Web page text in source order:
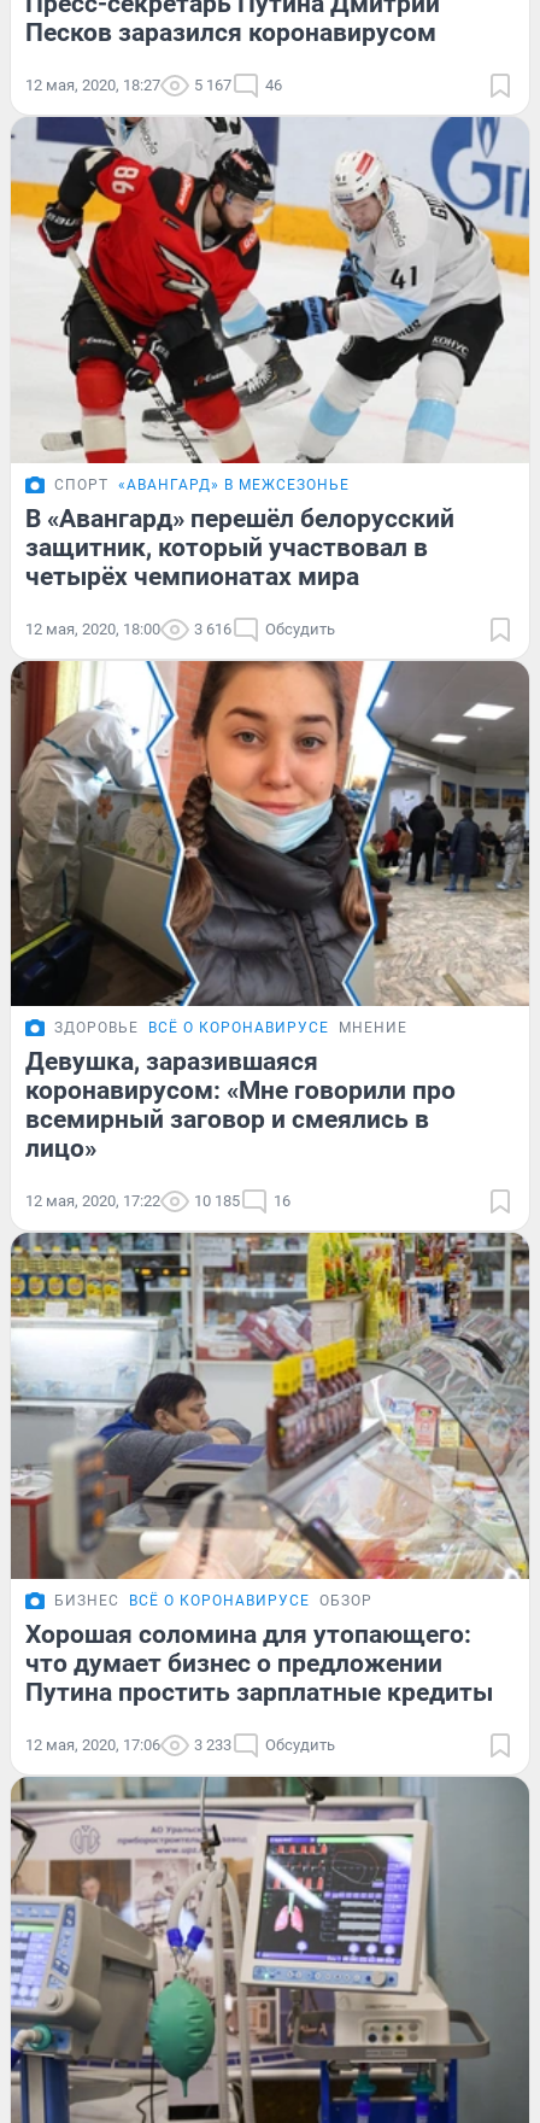
Песков заразился коронавирусом
12 мая, 2020, 18:27 5 167 46
СПОРТ «АВАНГАРД» В МЕЖСЕЗОНЬЕ
В «Авангард» перешёл белорусский
защитник, который участвовал в
четырёх чемпионатах мира
12 мая, 2020, 18:00 3 616 Обсудить
ЗДОРОВЬЕ ВСЁ О КОРОНАВИРУСЕ МНЕНИЕ
Девушка, заразившаяся
коронавирусом: «Мне говорили про
всемирный заговор и смеялись в
лицо»
12 мая, 2020, 17:22 10 185 16
БИЗНЕС ВСЁ О КОРОНАВИРУСЕ ОБЗОР
Хорошая соломина для утопающего:
что думает бизнес о предложении
Путина простить зарплатные кредиты
12 мая, 2020, 17:06 3 233 Обсудить